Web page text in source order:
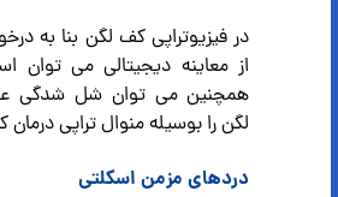
در فیزیوتراپی کف لگن بنا به
از معاینه دیجیتالی می توان
همچنین می توان شل شدگی
لگن را بوسیله منوال تراپی درمان
درد‌های مزمن اسکلتی